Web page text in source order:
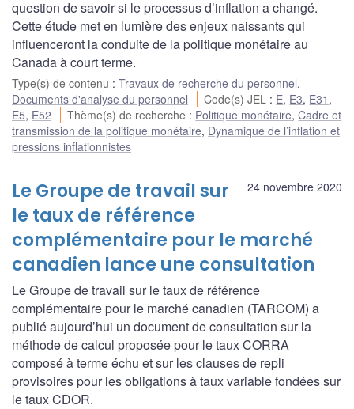
question de savoir si le processus d’inflation a changé.
Cette étude met en lumière des enjeux naissants qui
influenceront la conduite de la politique monétaire au
Canada à court terme.
Type(s) de contenu : Travaux de recherche du personnel,
Documents d'analyse du personnel
Code(s) JEL : E, E3, E31 ,
E5, E52 Thème(s) de recherche : Politique monétaire,Cadre et
transmission de la politique monétaire, Dynamique de l’inflation et
pressions inflationnistes
24 novembre 2020
Le Groupe de travail sur
le taux de référence
complémentaire pour le marché
canadien lance une consultation
Le Groupe de travail sur le taux de référence
complémentaire pour le marché canadien (TARCOM) a
publié aujourd’hui un document de consultation sur la
méthode de calcul proposée pour le taux CORRA
composé à terme échu et sur les clauses de repli
provisoires pour les obligations à taux variable fondées sur
le taux CDOR.